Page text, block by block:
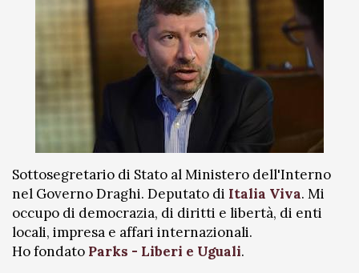
Sottosegretario di Stato al Ministero dell'Interno
nel Governo Draghi. Deputato di Italia Viva. Mi
occupo di democrazia, di diritti e libertà, di enti
locali, impresa e affari internazionali.
Ho fondato Parks - Liberi e Uguali.